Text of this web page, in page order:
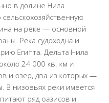
в долине Нила
на реке — основной
Река судоходна и
Египта. Дельта Нила
24 000 кв. км и
и озер, два из которых —
В низовьях реки имеется
ряд оазисов и